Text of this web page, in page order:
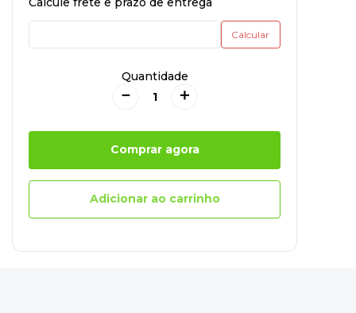
Quantidade
＋
－
Comprar agora
Adicionar ao carrinho